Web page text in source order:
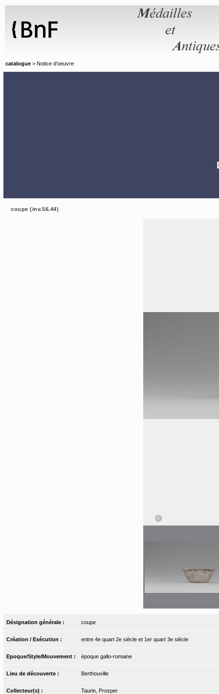
catalogue > Notice d'oeuvre
coupe (inv.56.44)
Désignation générale : coupe
Création / Exécution : entre 4e quart 2e siècle et 1er quart 3e siècle
Epoque/Style/Mouvement : époque gallo-romaine
Lieu de découverte : Berthouville
Collecteur(s) : Taurin, Prosper